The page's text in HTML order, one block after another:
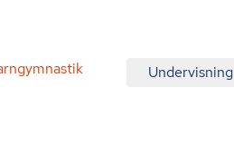
Undervisning